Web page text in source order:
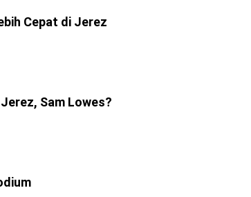
Cepat di Jerez
Sam Lowes?